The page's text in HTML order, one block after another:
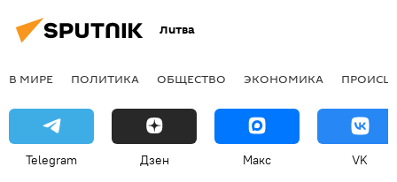
Литва
В МИРЕ ПОЛИТИКА ОБЩЕСТВО ЭКОНОМИКА
Telegram Дзен Макс VK